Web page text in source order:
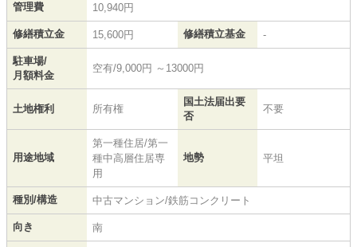
管理費 10,940円
修繕積立金 15,600円 修繕積立基金 -
駐車場/
月額料金
空有/9,000円 ～13000円
土地権利 所有権
国土法届出要
否
不要
用途地域
第一種住居/第一
種中高層住居専
用
地勢 平坦
種別/構造 中古マンション/鉄筋コンクリート
向き 南